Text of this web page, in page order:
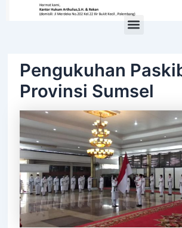
Pengukuhan
Provinsi Sumsel